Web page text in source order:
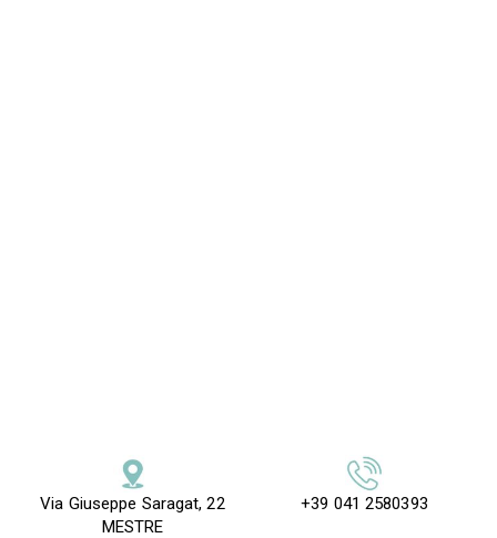
Via Giuseppe Saragat, 22
MESTRE
+39 041 2580393